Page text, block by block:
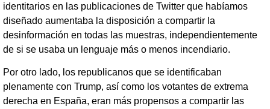
identitarios en las publicaciones de Twitter que habíamos
diseñado aumentaba la disposición a compartir la
desinformación en todas las muestras, independientemente
de si se usaba un lenguaje más o menos incendiario.
Por otro lado, los republicanos que se identificaban
plenamente con Trump, así como los votantes de extrema
derecha en España, eran más propensos a compartir las